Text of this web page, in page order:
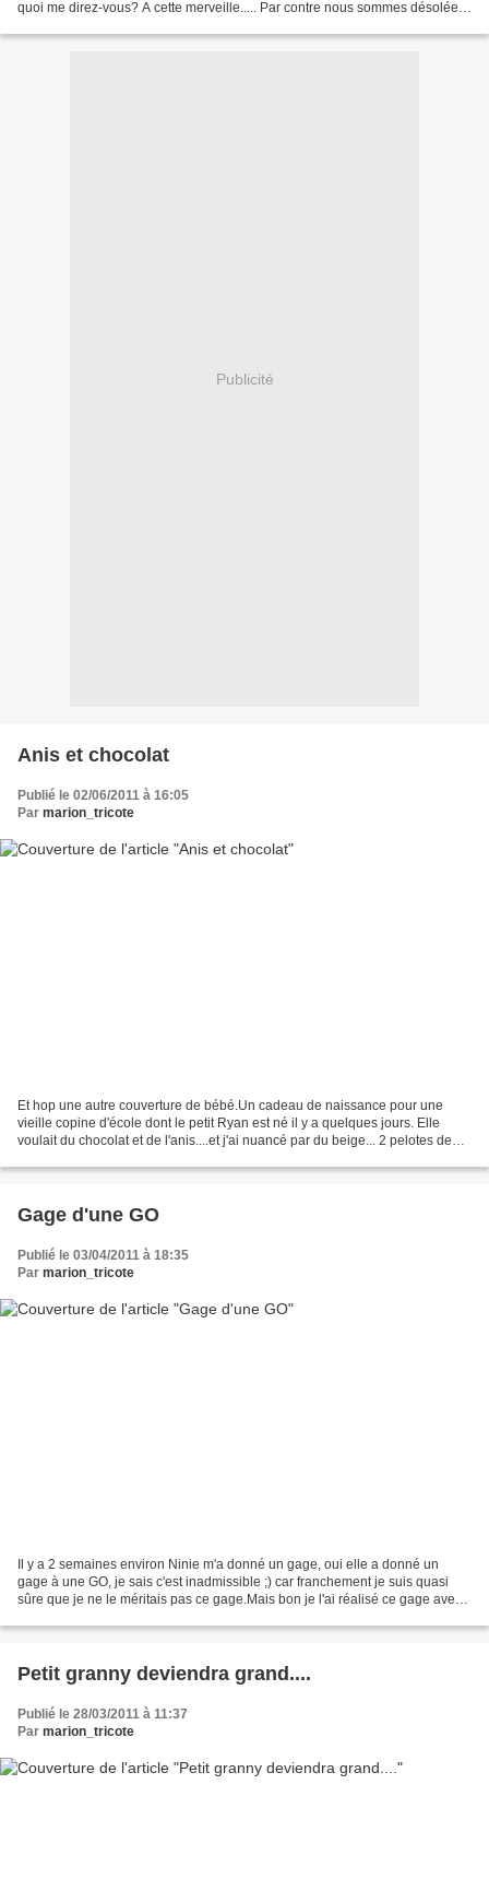
quoi me direz-vous? A cette merveille..... Par contre nous sommes désolées
Publicité
Anis et chocolat
Publié le 02/06/2011 à 16:05
Par marion_tricote
Et hop une autre couverture de bébé.Un cadeau de naissance pour une
vieille copine d'école dont le petit Ryan est né il y a quelques jours. Elle
voulait du chocolat et de l'anis....et j'ai nuancé par du beige... 2 pelotes de
Gage d'une GO
Publié le 03/04/2011 à 18:35
Par marion_tricote
Il y a 2 semaines environ Ninie m'a donné un gage, oui elle a donné un
gage à une GO, je sais c'est inadmissible ;) car franchement je suis quasi
sûre que je ne le méritais pas ce gage.Mais bon je l'ai réalisé ce gage avec
Petit granny deviendra grand....
Publié le 28/03/2011 à 11:37
Par marion_tricote